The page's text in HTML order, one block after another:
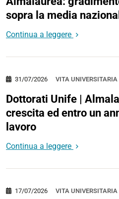
sopra la media
Continua a leggere
VITA UNIVERSITARIA
31/07/2026
Dottorati Unife |
crescita ed entro un
lavoro
Continua a leggere
VITA UNIVERSITARIA
17/07/2026